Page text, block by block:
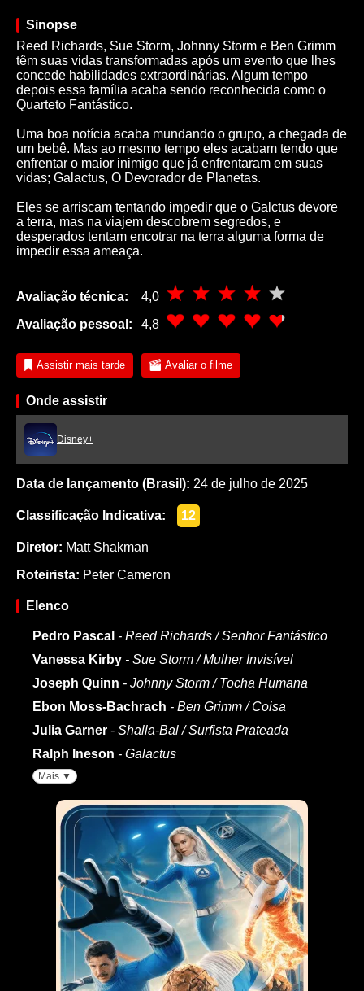
Sinopse
Reed Richards, Sue Storm, Johnny Storm e Ben Grimm
têm suas vidas transformadas após um evento que lhes
concede habilidades extraordinárias. Algum tempo
depois essa família acaba sendo reconhecida como o
Quarteto Fantástico.
Uma boa notícia acaba mundando o grupo, a chegada de
um bebê. Mas ao mesmo tempo eles acabam tendo que
enfrentar o maior inimigo que já enfrentaram em suas
vidas; Galactus, O Devorador de Planetas.
Eles se arriscam tentando impedir que o Galctus devore
a terra, mas na viajem descobrem segredos, e
desperados tentam encotrar na terra alguma forma de
impedir essa ameaça.
Avaliação técnica:
4,0
Avaliação pessoal:
4,8
Assistir mais tarde Avaliar o filme
Onde assistir
Disney+
Data de lançamento (Brasil): 24 de julho de 2025
Classificação Indicativa: 12
Diretor: Matt Shakman
Roteirista: Peter Cameron
Elenco
Pedro Pascal - Reed Richards / Senhor Fantástico
Vanessa Kirby - Sue Storm / Mulher Invisível
Joseph Quinn - Johnny Storm / Tocha Humana
Ebon Moss-Bachrach - Ben Grimm / Coisa
Julia Garner - Shalla-Bal / Surfista Prateada
Ralph Ineson - Galactus
Mais ▼